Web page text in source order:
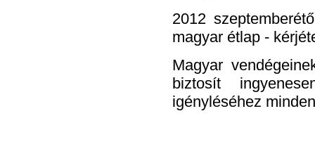
2012
magyar étlap -
Magyar
biztosít
igényléséhez